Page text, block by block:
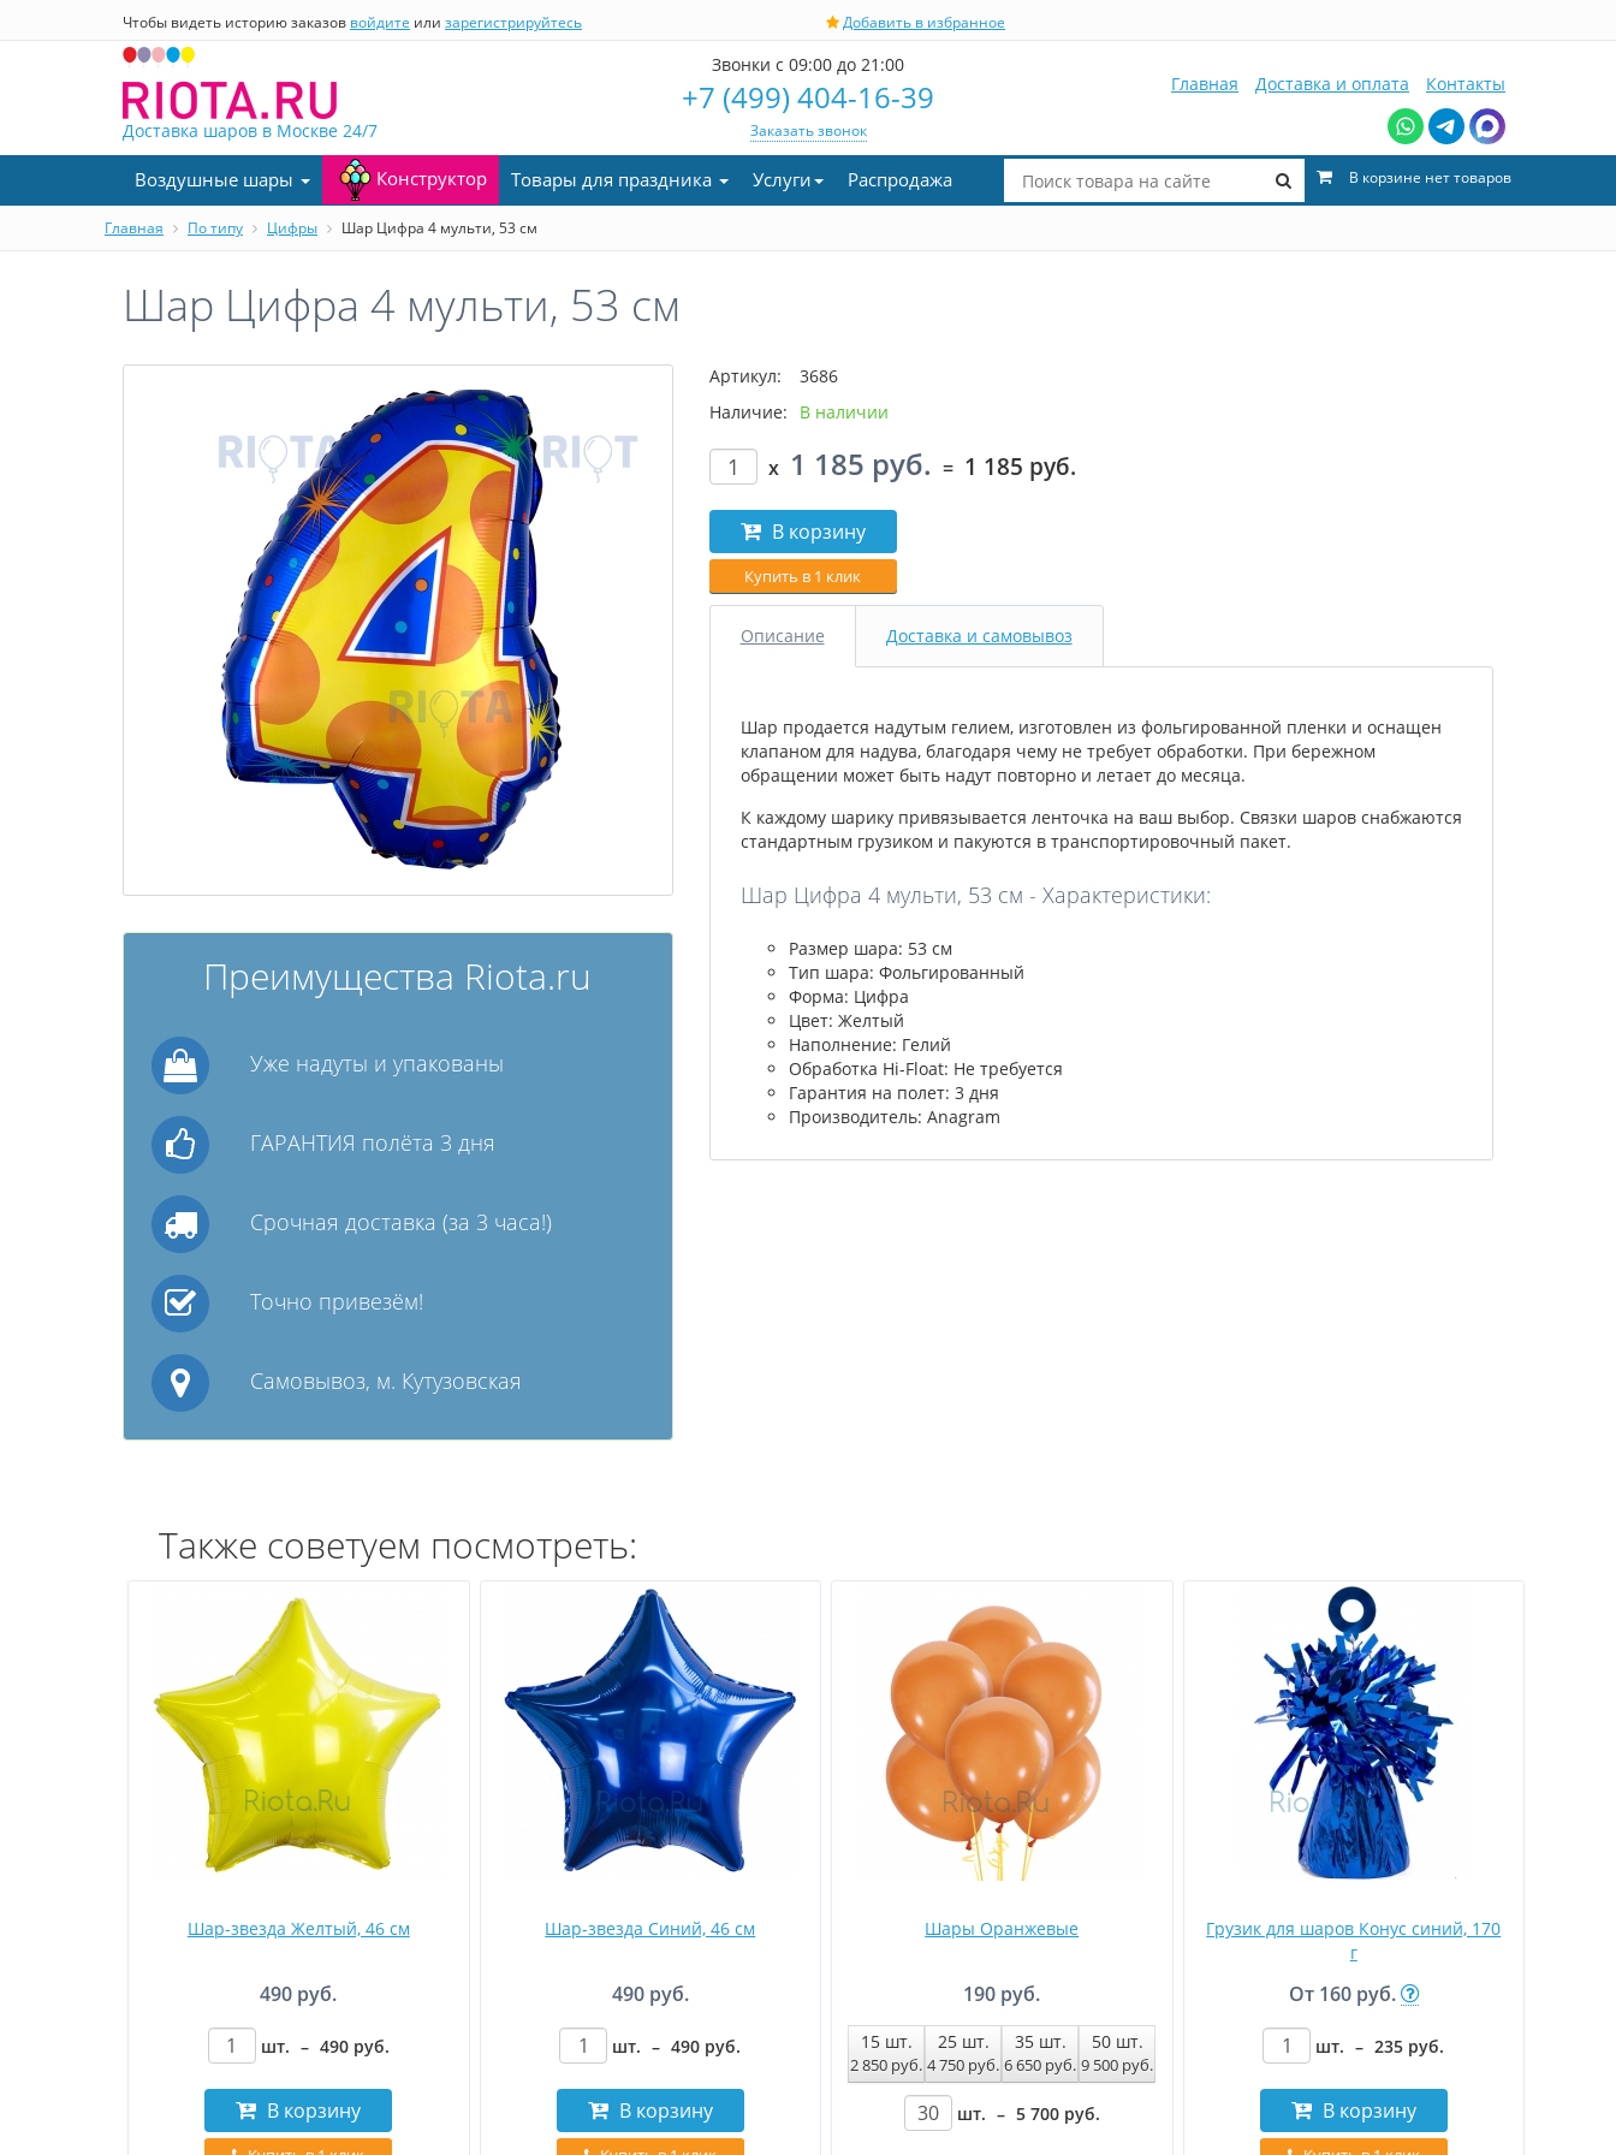
Чтобы видеть историю заказов войдите или зарегистрируйтесь Добавить в избранное
Доставка шаров в Москве 24/7
Звонки с 09:00 до 21:00
+7 (499) 404-16-39
Заказать звонок
Главная Доставка и оплата Контакты
В корзине нет товаров
Воздушные шары Конструктор Товары для праздника Услуги Распродажа
Главная По типу Цифры Шар Цифра 4 мульти, 53 см
Шар Цифра 4 мульти, 53 см
Преимущества Riota.ru
Уже надуты и упакованы
ГАРАНТИЯ полёта 3 дня
Срочная доставка (за 3 часа!)
Точно привезём!
Самовывоз, м. Кутузовская
Артикул:
3686
Наличие:
В наличии
x 1 185 руб. = 1 185 руб.
В корзину
Купить в 1 клик
Описание Доставка и самовывоз
Шар продается надутым гелием, изготовлен из фольгированной пленки и оснащен
клапаном для надува, благодаря чему не требует обработки. При бережном
обращении может быть надут повторно и летает до месяца.
К каждому шарику привязывается ленточка на ваш выбор. Связки шаров снабжаются
стандартным грузиком и пакуются в транспортировочный пакет.
Шар Цифра 4 мульти, 53 см - Характеристики:
Размер шара: 53 см
Тип шара: Фольгированный
Форма: Цифра
Цвет: Желтый
Наполнение: Гелий
Обработка Hi-Float: Не требуется
Гарантия на полет: 3 дня
Производитель: Anagram
Также советуем посмотреть:
Шар-звезда Желтый, 46 см
490 руб.
шт. – 490 руб.
В корзину
Шар-звезда Синий, 46 см
490 руб.
шт. – 490 руб.
В корзину
Шары Оранжевые
190 руб.
15шт.
2 850 руб.
25шт.
4 750 руб.
35шт.
6 650 руб.
50шт.
9 500 руб.
шт. – 5 700 руб.
Грузик для шаров Конус синий, 170
г
От 160 руб.
шт. – 235 руб.
В корзину